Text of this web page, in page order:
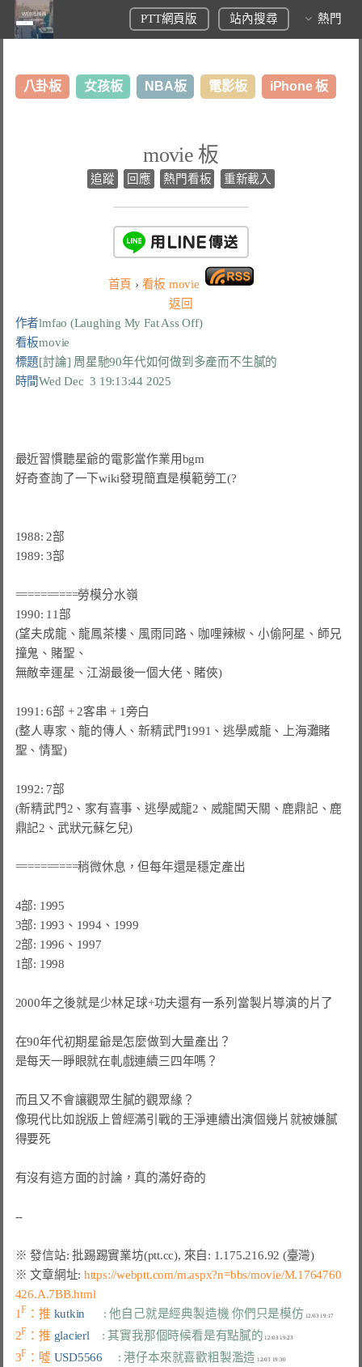
PTT網頁版 站內搜尋 熱門
八卦板 女孩板 NBA板 電影板 iPhone 板
movie 板
追蹤 回應 熱門看板 重新載入
首頁 › 看板 movie
返回
作者lmfao (Laughing My Fat Ass Off)
看板movie
標題[討論] 周星馳90年代如何做到多產而不生膩的
時間Wed Dec  3 19:13:44 2025
最近習慣聽星爺的電影當作業用bgm
好奇查詢了一下wiki發現簡直是模範勞工(?
1988: 2部
1989: 3部
==========勞模分水嶺
1990: 11部
(望夫成龍、龍鳳茶樓、風雨同路、咖哩辣椒、小偷阿星、師兄
撞鬼、賭聖、
無敵幸運星、江湖最後一個大佬、賭俠)
1991: 6部 + 2客串 + 1旁白
(整人專家、龍的傳人、新精武門1991、逃學威龍、上海灘賭
聖、情聖)
1992: 7部
(新精武門2、家有喜事、逃學威龍2、威龍闖天關、鹿鼎記、鹿
鼎記2、武狀元蘇乞兒)
==========稍微休息，但每年還是穩定產出
4部: 1995
3部: 1993、1994、1999
2部: 1996、1997
1部: 1998
2000年之後就是少林足球+功夫還有一系列當製片導演的片了
在90年代初期星爺是怎麼做到大量產出？
是每天一睜眼就在軋戲連續三四年嗎？
而且又不會讓觀眾生膩的觀眾緣？
像現代比如說版上曾經滿引戰的王淨連續出演個幾片就被嫌膩
得要死
有沒有這方面的討論，真的滿好奇的
※ 發信站: 批踢踢實業坊(ptt.cc), 來自: 1.175.216.92 (臺灣)
※ 文章網址: https://webptt.com/m.aspx?n=bbs/movie/M.1764760
426.A.7BB.html
1F ：推 kutkin : 他自己就是經典製造機 你們只是模仿
2F ：推 glacierl : 其實我那個時候看是有點膩的
3F ：噓 USD5566 : 港仔本來就喜歡粗製濫造 12/03 19:30